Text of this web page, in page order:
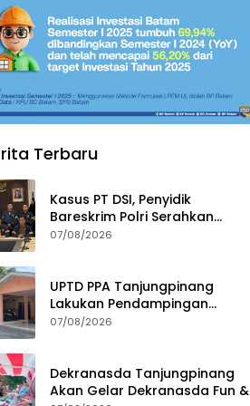
Terbaru
Kasus PT DSI, Penyidik
Bareskrim Polri Serahkan
Berkas dan Tersangka AS ke
07/08/2026
UPTD PPA Tanjungpinang
Lakukan Pendampingan
Intensif Siswi SMP Korban
07/08/2026
Dekranasda Tanjungpinang
Akan Gelar Dekranasda Fun &